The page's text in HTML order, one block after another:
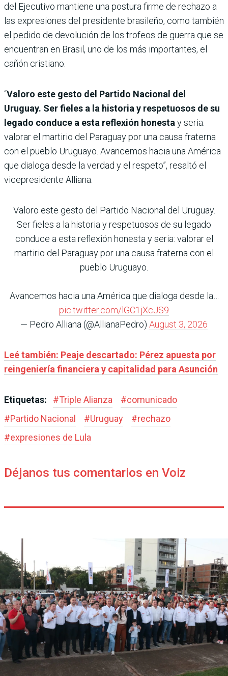
del Ejecutivo mantiene una postura firme de rechazo a
las expresiones del presidente brasileño, como también
el pedido de devolución de los trofeos de guerra que se
encuentran en Brasil, uno de los más importantes, el
cañón cristiano.
“Valoro este gesto del Partido Nacional del
Uruguay. Ser fieles a la historia y respetuosos de su
legado conduce a esta reflexión honesta y seria:
valorar el martirio del Paraguay por una causa fraterna
con el pueblo Uruguayo. Avancemos hacia una América
que dialoga desde la verdad y el respeto”, resaltó el
vicepresidente Alliana.
Valoro este gesto del Partido Nacional del Uruguay.
Ser fieles a la historia y respetuosos de su legado
conduce a esta reflexión honesta y seria: valorar el
martirio del Paraguay por una causa fraterna con el
pueblo Uruguayo.
Avancemos hacia una América que dialoga desde la…
pic.twitter.com/lGC1jXcJS9
— Pedro Alliana (@AllianaPedro) August 3, 2026
Leé también: Peaje descartado: Pérez apuesta por
reingeniería financiera y capitalidad para Asunción
Etiquetas: #Triple Alianza #comunicado
#Partido Nacional #Uruguay #rechazo
#expresiones de Lula
Déjanos tus comentarios en Voiz